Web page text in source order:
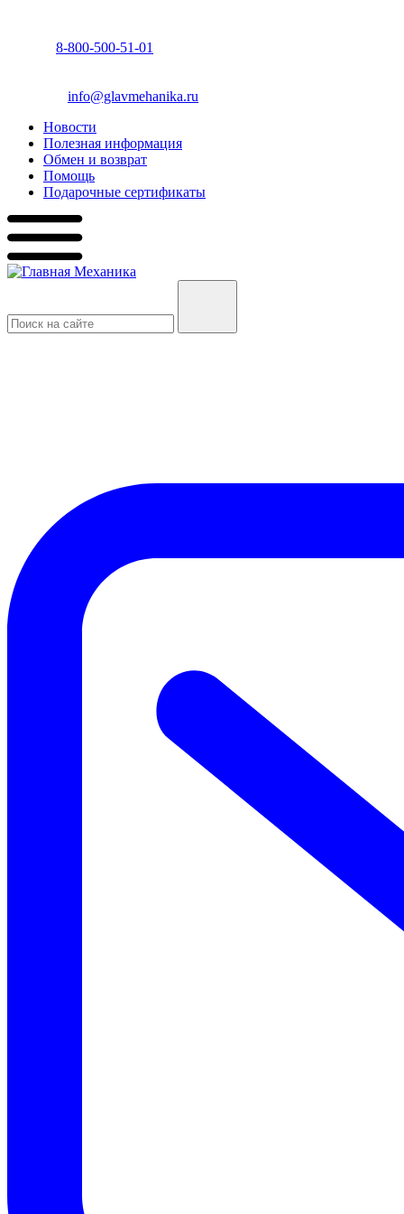
8-800-500-51-01
info@glavmehanika.ru
Новости
Полезная информация
Обмен и возврат
Помощь
Подарочные сертификаты